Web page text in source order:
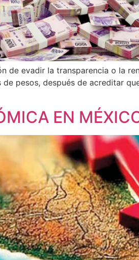
de evadir la transparencia o la
pesos, después de acreditar
EN